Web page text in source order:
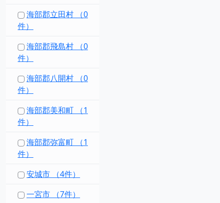
海部郡立田村 （0
件）
海部郡飛島村 （0
件）
海部郡八開村 （0
件）
海部郡美和町 （1
件）
海部郡弥富町 （1
件）
安城市 （4件）
一宮市 （7件）